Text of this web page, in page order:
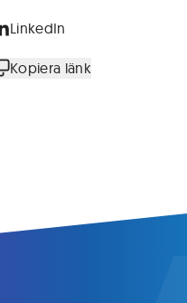
LinkedIn
Kopiera länk